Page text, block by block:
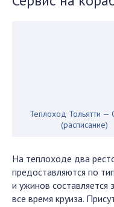
Теплоход Тольятти —
(расписание)
На теплоходе два
предоставляются по
и ужинов составляется
все время круиза.